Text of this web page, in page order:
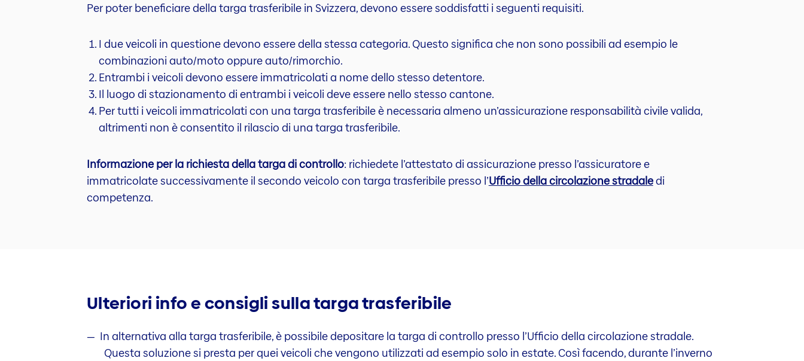
Per poter beneficiare della targa trasferibile in Svizzera, devono essere soddisfatti i seguenti requisiti.
I due veicoli in questione devono essere della stessa categoria. Questo significa che non sono possibili ad esempio le
combinazioni auto/moto oppure auto/rimorchio.
Entrambi i veicoli devono essere immatricolati a nome dello stesso detentore.
Il luogo di stazionamento di entrambi i veicoli deve essere nello stesso cantone.
Per tutti i veicoli immatricolati con una targa trasferibile è necessaria almeno un’assicurazione responsabilità civile valida,
altrimenti non è consentito il rilascio di una targa trasferibile.
Informazione per la richiesta della targa di controllo: richiedete l’attestato di assicurazione presso l’assicuratore e
immatricolate successivamente il secondo veicolo con targa trasferibile presso l’Ufficio della circolazione stradaledi
competenza.
Ulteriori info e consigli sulla targa trasferibile
In alternativa alla targa trasferibile, è possibile depositare la targa di controllo presso l’Ufficio della circolazione stradale.
Questa soluzione si presta per quei veicoli che vengono utilizzati ad esempio solo in estate. Così facendo, durante l’inverno